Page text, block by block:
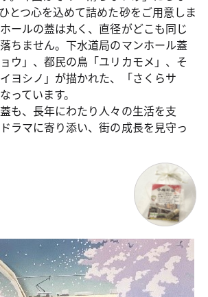
とつ心を込めて詰めた砂をご用意しま
ールの蓋は丸く、直径がどこも同じ
ちません。下水道局のマンホール蓋
ウ」、都民の鳥「ユリカモメ」、そ
ヨシノ」が描かれた、「さくらサ
っています。
も、長年にわたり人々の生活を支
ラマに寄り添い、街の成長を見守っ